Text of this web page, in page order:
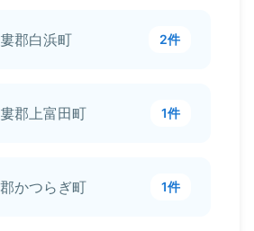
郡白浜町 2件
郡上富田町 1件
かつらぎ町 1件